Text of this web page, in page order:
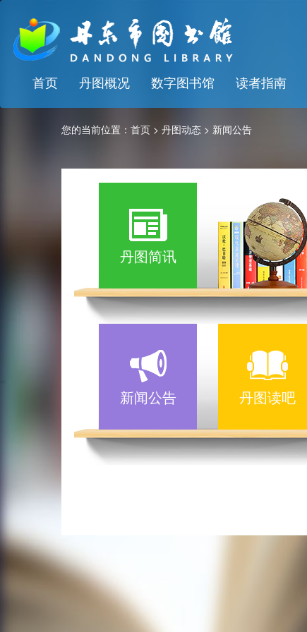
首页 丹图概况 数字图书馆 读者指南
您的当前位置： 首页 > 丹图动态 > 新闻公告
丹图简讯
新闻公告 丹图读吧